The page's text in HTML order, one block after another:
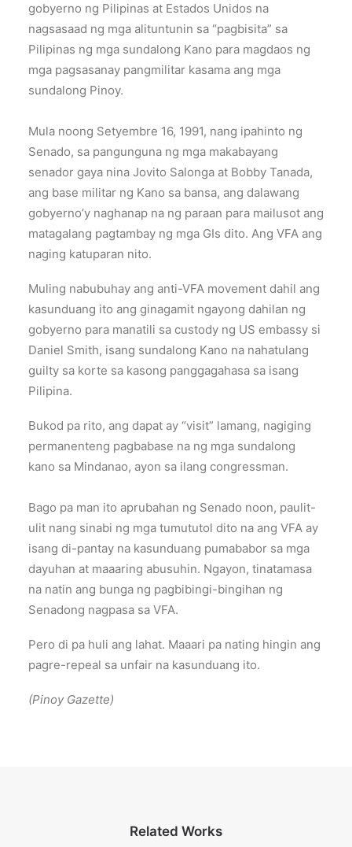
gobyerno ng Pilipinas at Estados Unidos na
nagsasaad ng mga alituntunin sa “pagbisita” sa
Pilipinas ng mga sundalong Kano para magdaos ng
mga pagsasanay pangmilitar kasama ang mga
sundalong Pinoy.
Mula noong Setyembre 16, 1991, nang ipahinto ng
Senado, sa pangunguna ng mga makabayang
senador gaya nina Jovito Salonga at Bobby Tanada,
ang base militar ng Kano sa bansa, ang dalawang
gobyerno’y naghanap na ng paraan para mailusot ang
matagalang pagtambay ng mga GIs dito. Ang VFA ang
naging katuparan nito.
Muling nabubuhay ang anti-VFA movement dahil ang
kasunduang ito ang ginagamit ngayong dahilan ng
gobyerno para manatili sa custody ng US embassy si
Daniel Smith, isang sundalong Kano na nahatulang
guilty sa korte sa kasong panggagahasa sa isang
Pilipina.
Bukod pa rito, ang dapat ay “visit” lamang, nagiging
permanenteng pagbabase na ng mga sundalong
kano sa Mindanao, ayon sa ilang congressman.
Bago pa man ito aprubahan ng Senado noon, paulit-
ulit nang sinabi ng mga tumututol dito na ang VFA ay
isang di-pantay na kasunduang pumababor sa mga
dayuhan at maaaring abusuhin. Ngayon, tinatamasa
na natin ang bunga ng pagbibingi-bingihan ng
Senadong nagpasa sa VFA.
Pero di pa huli ang lahat. Maaari pa nating hingin ang
pagre-repeal sa unfair na kasunduang ito.
(Pinoy Gazette)
Related Works